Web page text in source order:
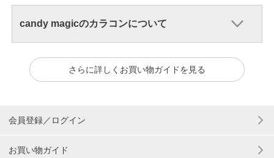
candy magicのカラコンについて
さらに詳しくお買い物ガイドを見る
会員登録／ログイン
お買い物ガイド